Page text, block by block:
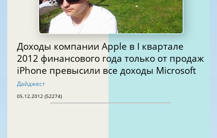
Доходы компании Apple в I квартале
2012 финансового года только от продаж
iPhone превысили все доходы Microsoft
Дайджест
05.12.2012 (52274)